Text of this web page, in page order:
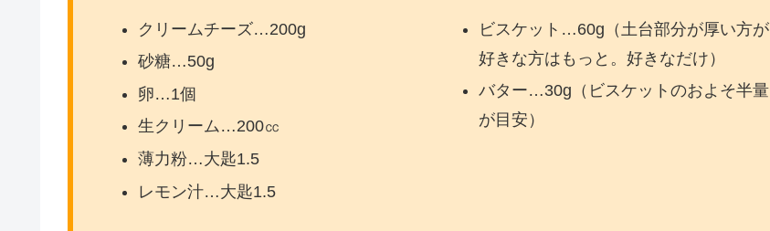
クリームチーズ…200g
砂糖…50g
卵…1個
生クリーム…200㏄
薄力粉…大匙1.5
レモン汁…大匙1.5
ビスケット…60g（土台部分が厚い方が
好きな方はもっと。好きなだけ）
バター…30g（ビスケットのおよそ半量
が目安）